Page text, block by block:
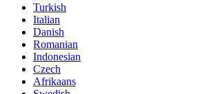
Turkish
Italian
Danish
Romanian
Indonesian
Czech
Afrikaans